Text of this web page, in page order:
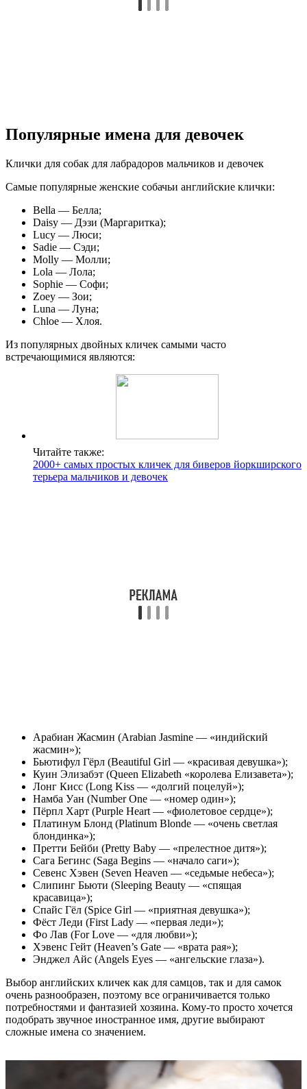
Популярные имена для девочек
Клички для собак для лабрадоров мальчиков и девочек
Самые популярные женские собачьи английские клички:
Bella — Белла;
Daisy — Дэзи (Маргаритка);
Lucy — Люси;
Sadie — Сэди;
Molly — Молли;
Lola — Лола;
Sophie — Софи;
Zoey — Зои;
Luna — Луна;
Chloe — Хлоя.
Из популярных двойных кличек самыми часто
встречающимися являются:
Читайте также:
2000+ самых простых кличек для биверов йоркширского
терьера мальчиков и девочек
Арабиан Жасмин (Arabian Jasmine — «индийский
жасмин»);
Бьютифул Гёрл (Beautiful Girl — «красивая девушка»);
Куин Элизабэт (Queen Elizabeth «королева Елизавета»);
Лонг Кисс (Long Kiss — «долгий поцелуй»);
Намба Уан (Number One — «номер один»);
Пёрпл Харт (Purple Heart — «фиолетовое сердце»);
Платинум Блонд (Platinum Blonde — «очень светлая
блондинка»);
Претти Бейби (Pretty Baby — «прелестное дитя»);
Сага Бегинс (Saga Begins — «начало саги»);
Севенс Хэвен (Seven Heaven — «седьмые небеса»);
Слипинг Бьюти (Sleeping Beauty — «спящая
красавица»);
Спайс Гёл (Spice Girl — «приятная девушка»);
Фёст Леди (First Lady — «первая леди»);
Фо Лав (For Love — «для любви»);
Хэвенс Гейт (Heaven’s Gate — «врата рая»);
Энджел Айс (Аngels Eyes — «ангельские глаза»).
Выбор английских кличек как для самцов, так и для самок
очень разнообразен, поэтому все ограничивается только
потребностями и фантазией хозяина. Кому-то просто хочется
подобрать звучное иностранное имя, другие выбирают
сложные имена со значением.